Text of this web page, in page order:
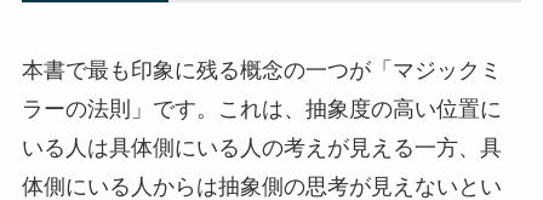
本書で最も印象に残る概念の一つが「マジックミ
ラーの法則」です。これは、抽象度の高い位置に
いる人は具体側にいる人の考えが見える一方、具
体側にいる人からは抽象側の思考が見えないとい